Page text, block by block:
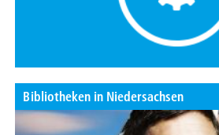
Bibliotheken in Niedersachsen